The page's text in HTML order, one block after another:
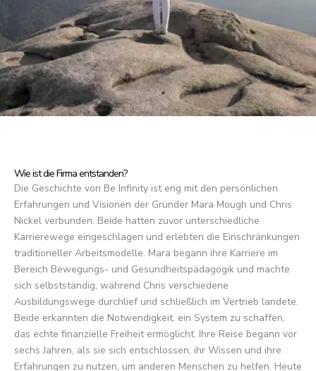
Wie ist die Firma entstanden?
Die Geschichte von Be Infinity ist eng mit den persönlichen
Erfahrungen und Visionen der Gründer Mara Mough und Chris
Nickel verbunden. Beide hatten zuvor unterschiedliche
Karrierewege eingeschlagen und erlebten die Einschränkungen
traditioneller Arbeitsmodelle. Mara begann ihre Karriere im
Bereich Bewegungs- und Gesundheitspädagogik und machte
sich selbstständig, während Chris verschiedene
Ausbildungswege durchlief und schließlich im Vertrieb landete.
Beide erkannten die Notwendigkeit, ein System zu schaffen,
das echte finanzielle Freiheit ermöglicht. Ihre Reise begann vor
sechs Jahren, als sie sich entschlossen, ihr Wissen und ihre
Erfahrungen zu nutzen, um anderen Menschen zu helfen. Heute